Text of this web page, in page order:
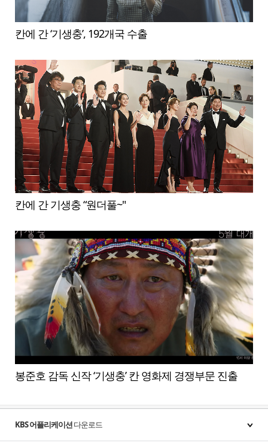
칸에 간 ‘기생충’, 192개국 수출
칸에 간 기생충 “원더풀~"
봉준호 감독 신작 ‘기생충’ 칸 영화제 경쟁부문 진출
KBS 어플리케이션다운로드